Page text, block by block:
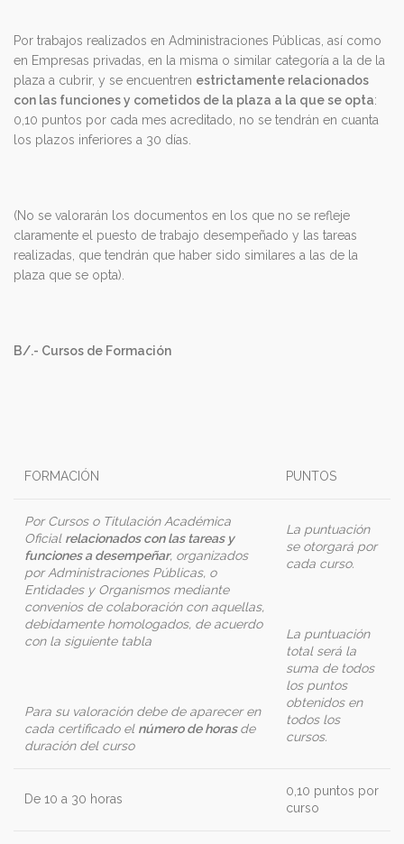
Por trabajos realizados en Administraciones Públicas, así como
en Empresas privadas, en la misma o similar categoría a la de la
plaza a cubrir, y se encuentren estrictamente relacionados
con las funciones y cometidos de la plaza a la que se opta:
0,10 puntos por cada mes acreditado, no se tendrán en cuanta
los plazos inferiores a 30 días.
(No se valorarán los documentos en los que no se refleje
claramente el puesto de trabajo desempeñado y las tareas
realizadas, que tendrán que haber sido similares a las de la
plaza que se opta).
B/.- Cursos de Formación
FORMACIÓN PUNTOS
Por Cursos o Titulación Académica
Oficial relacionados con las tareas y
funciones a desempeñar, organizados
por Administraciones Públicas, o
Entidades y Organismos mediante
convenios de colaboración con aquellas,
debidamente homologados, de acuerdo
con la siguiente tabla
Para su valoración debe de aparecer en
cada certificado el número de horasde
duración del curso
La puntuación
se otorgará por
cada curso.
La puntuación
total será la
suma de todos
los puntos
obtenidos en
todos los
cursos.
De 10 a 30 horas
0,10 puntos por
curso